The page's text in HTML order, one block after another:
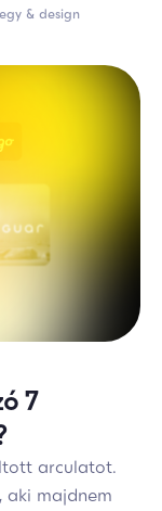
& design
7
arculatot.
aki majdnem